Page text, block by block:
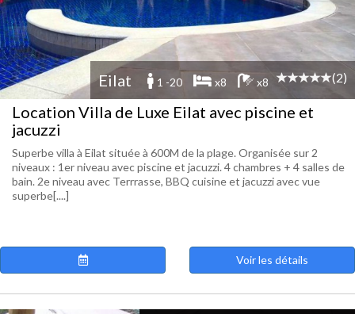
Eilat 1 -20 x8 x8 (2)
Location Villa de Luxe Eilat avec piscine et
jacuzzi
Superbe villa à Eilat située à 600M de la plage. Organisée sur 2
niveaux : 1er niveau avec piscine et jacuzzi. 4 chambres + 4 salles de
bain. 2e niveau avec Terrrasse, BBQ cuisine et jacuzzi avec vue
superbe[....]
Voir les détails